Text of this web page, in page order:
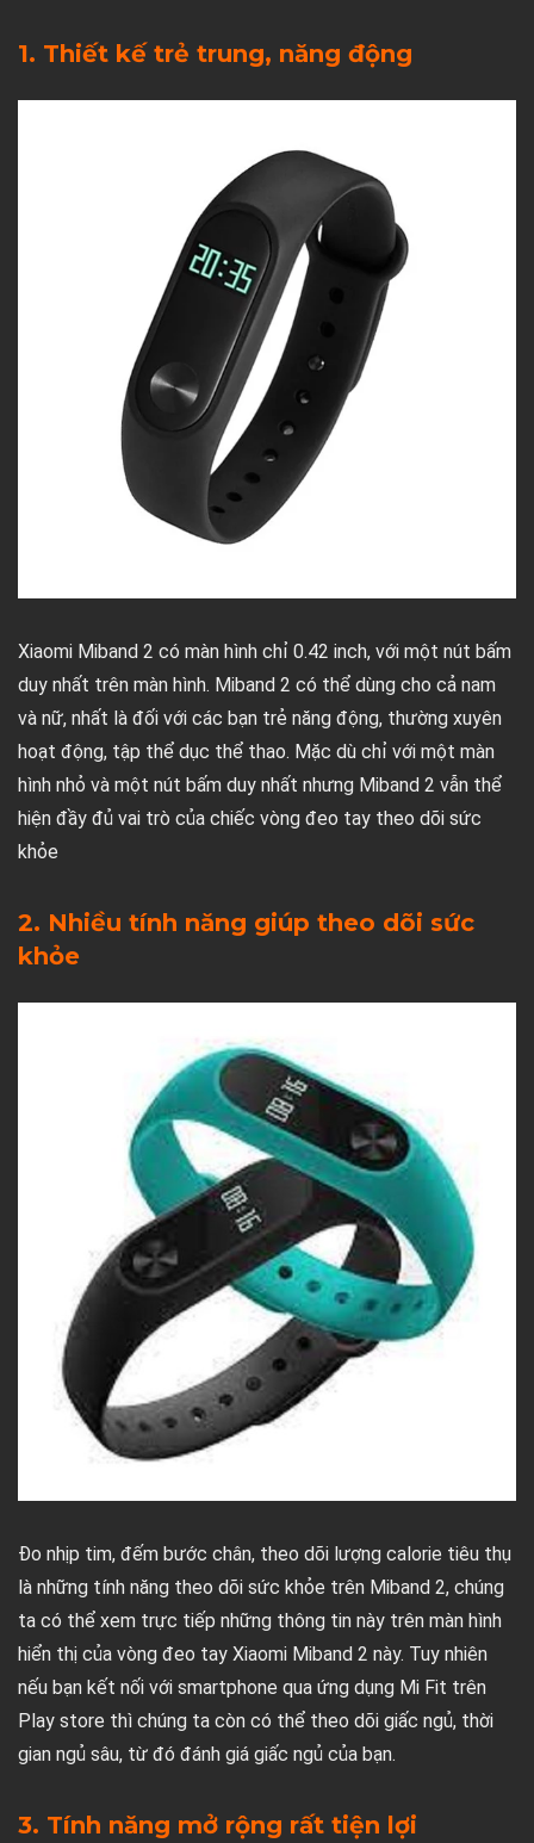
1. Thiết kế trẻ trung, năng động
Xiaomi Miband 2 có màn hình chỉ 0.42 inch, với một nút bấm
duy nhất trên màn hình. Miband 2 có thể dùng cho cả nam
và nữ, nhất là đối với các bạn trẻ năng động, thường xuyên
hoạt động, tập thể dục thể thao. Mặc dù chỉ với một màn
hình nhỏ và một nút bấm duy nhất nhưng Miband 2 vẫn thể
hiện đầy đủ vai trò của chiếc vòng đeo tay theo dõi sức
khỏe
2. Nhiều tính năng giúp theo dõi sức
khỏe
Đo nhịp tim, đếm bước chân, theo dõi lượng calorie tiêu thụ
là những tính năng theo dõi sức khỏe trên Miband 2, chúng
ta có thể xem trực tiếp những thông tin này trên màn hình
hiển thị của vòng đeo tay Xiaomi Miband 2 này. Tuy nhiên
nếu bạn kết nối với smartphone qua ứng dụng Mi Fit trên
Play store thì chúng ta còn có thể theo dõi giấc ngủ, thời
gian ngủ sâu, từ đó đánh giá giấc ngủ của bạn.
3. Tính năng mở rộng rất tiện lợi